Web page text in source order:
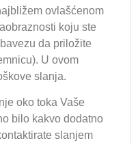
ovlašćenom
koju ste
da priložite
U ovom
slanja.
oko toka Vaše
bilo kakvo dodatno
slanjem